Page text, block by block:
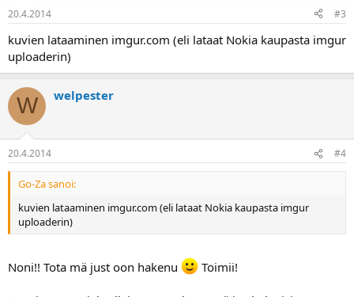
20.4.2014 #3
kuvien lataaminen imgur.com (eli lataat Nokia kaupasta imgur
uploaderin)
W welpester
20.4.2014 #4
Go-Za sanoi:
kuvien lataaminen imgur.com (eli lataat Nokia kaupasta imgur
uploaderin)
Noni!! Tota mä just oon hakenu Toimii!